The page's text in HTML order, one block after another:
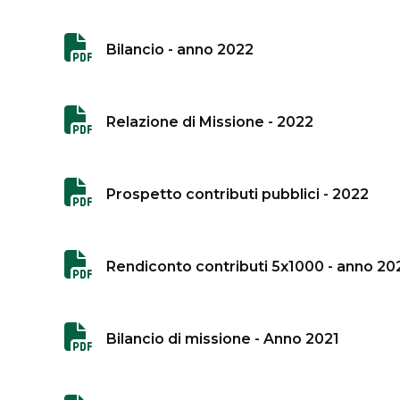
Bilancio - anno 2022
Relazione di Missione - 2022
Prospetto contributi pubblici - 2022
Rendiconto contributi 5x1000 - anno
Bilancio di missione - Anno 2021